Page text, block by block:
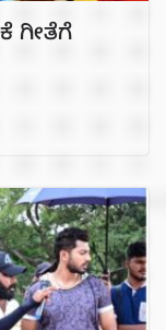
ಗೀತೆಗೆ